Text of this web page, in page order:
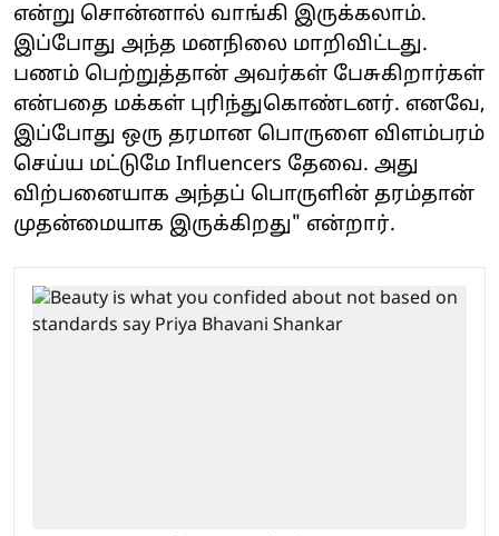
என்று சொன்னால் வாங்கி இருக்கலாம்.
இப்போது அந்த மனநிலை மாறிவிட்டது.
பணம் பெற்றுத்தான் அவர்கள் பேசுகிறார்கள்
என்பதை மக்கள் புரிந்துகொண்டனர். எனவே,
இப்போது ஒரு தரமான பொருளை விளம்பரம்
செய்ய மட்டுமே Influencers தேவை. அது
விற்பனையாக அந்தப் பொருளின் தரம்தான்
முதன்மையாக இருக்கிறது" என்றார்.